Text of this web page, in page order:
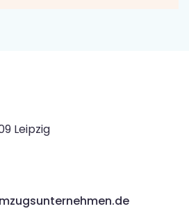
Leipzig